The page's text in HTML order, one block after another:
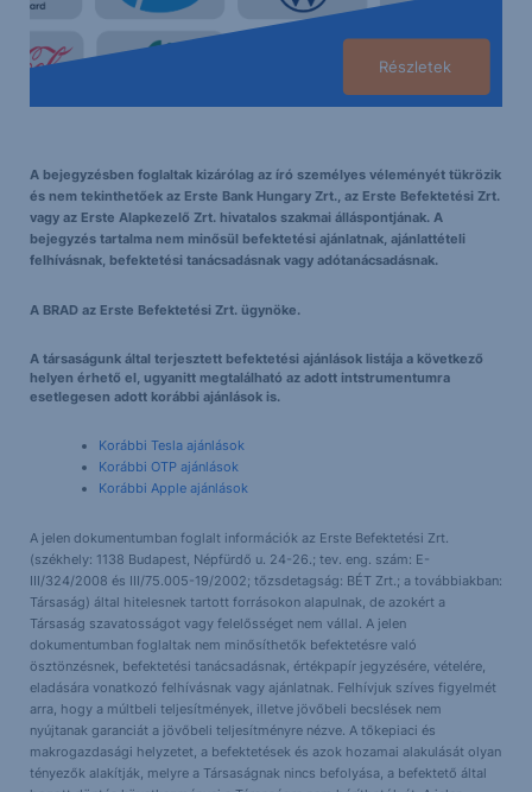
Részletek
A bejegyzésben foglaltak kizárólag az író személyes véleményét tükrözik
és nem tekinthetőek az Erste Bank Hungary Zrt., az Erste Befektetési Zrt.
vagy az Erste Alapkezelő Zrt. hivatalos szakmai álláspontjának. A
bejegyzés tartalma nem minősül befektetési ajánlatnak, ajánlattételi
felhívásnak, befektetési tanácsadásnak vagy adótanácsadásnak.
A BRAD az Erste Befektetési Zrt. ügynöke.
A társaságunk által terjesztett befektetési ajánlások listája a következő
helyen érhető el, ugyanitt megtalálható az adott intstrumentumra
esetlegesen adott korábbi ajánlások is.
Korábbi Tesla ajánlások
Korábbi OTP ajánlások
Korábbi Apple ajánlások
A jelen dokumentumban foglalt információk az Erste Befektetési Zrt.
(székhely: 1138 Budapest, Népfürdő u. 24-26.; tev. eng. szám: E-
III/324/2008 és III/75.005-19/2002; tőzsdetagság: BÉT Zrt.; a továbbiakban:
Társaság) által hitelesnek tartott forrásokon alapulnak, de azokért a
Társaság szavatosságot vagy felelősséget nem vállal. A jelen
dokumentumban foglaltak nem minősíthetők befektetésre való
ösztönzésnek, befektetési tanácsadásnak, értékpapír jegyzésére, vételére,
eladására vonatkozó felhívásnak vagy ajánlatnak. Felhívjuk szíves figyelmét
arra, hogy a múltbeli teljesítmények, illetve jövőbeli becslések nem
nyújtanak garanciát a jövőbeli teljesítményre nézve. A tőkepiaci és
makrogazdasági helyzetet, a befektetések és azok hozamai alakulását olyan
tényezők alakítják, melyre a Társaságnak nincs befolyása, a befektető által